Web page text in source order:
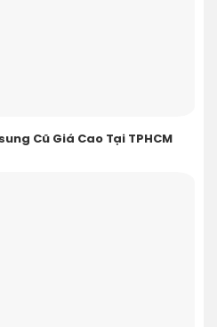
Cũ Giá Cao Tại TPHCM